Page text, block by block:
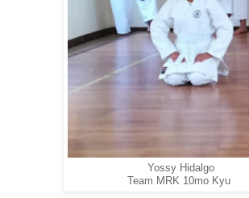
Yossy Hidalgo
Team MRK 10mo Kyu